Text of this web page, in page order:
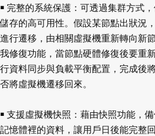
￭ 完整的系統保護：可透過集群方式
儲存的高可用性。假設某節點出狀況
進行遷移，由相關虛擬機重新轉向新
我修復功能，當節點硬體修復後要重
行資料同步與負載平衡配置，完成後
否將虛擬機遷移回來。
￭ 支援虛擬機快照：藉由快照功能，
記憶體裡的資料，讓用戶日後能完整